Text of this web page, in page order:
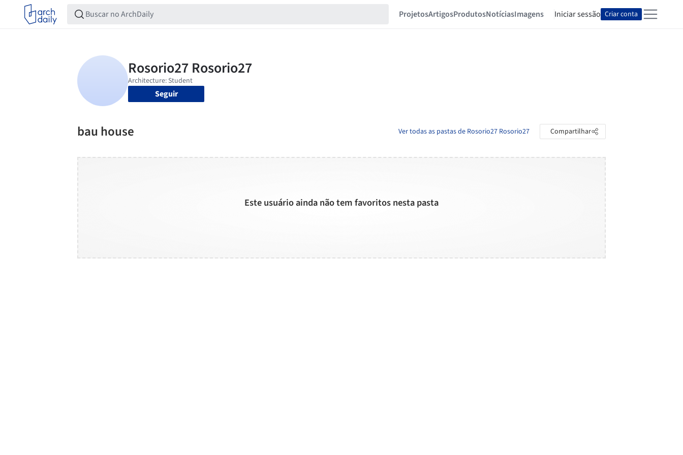
ProjetosArtigosProdutosNotíciasImagens Iniciar sessão Criar conta
Seguir
bau house Ver todas as pastas de Rosorio27 Rosorio27 Compartilhar
Este usuário ainda não tem favoritos nesta pasta